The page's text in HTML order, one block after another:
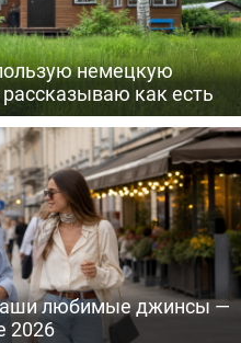
немецкую
как есть
любимые джинсы —
2026